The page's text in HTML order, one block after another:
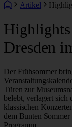
Artikel
Dresden
Der Frühsommer
Türen zur
belebt, verlagert sich
klassischen
dem Bunten
Programm.